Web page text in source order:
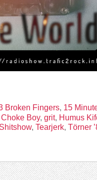
Broken Fingers, 15
Choke Boy, grit, Humus
Shitshow, Tearjerk, Törner